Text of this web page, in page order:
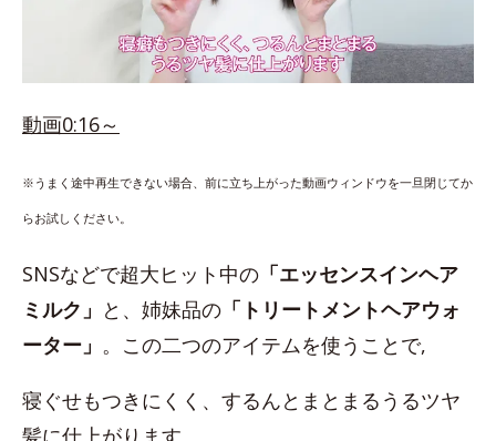
動画0:16～
※うまく途中再生できない場合、前に立ち上がった動画ウィンドウを一旦閉じてか
らお試しください。
SNSなどで超大ヒット中の 「エッセンスインヘア
ミルク」 と、姉妹品の 「トリートメントヘアウォ
ーター」 。この二つのアイテムを使うことで,
寝ぐせもつきにくく、するんとまとまるうるツヤ